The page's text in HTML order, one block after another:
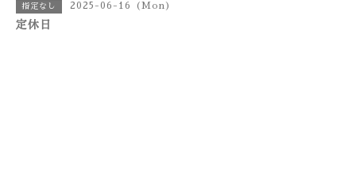
指定なし 2025-06-16 (Mon)
定休日